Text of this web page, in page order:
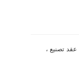
عقد تصنيع ،